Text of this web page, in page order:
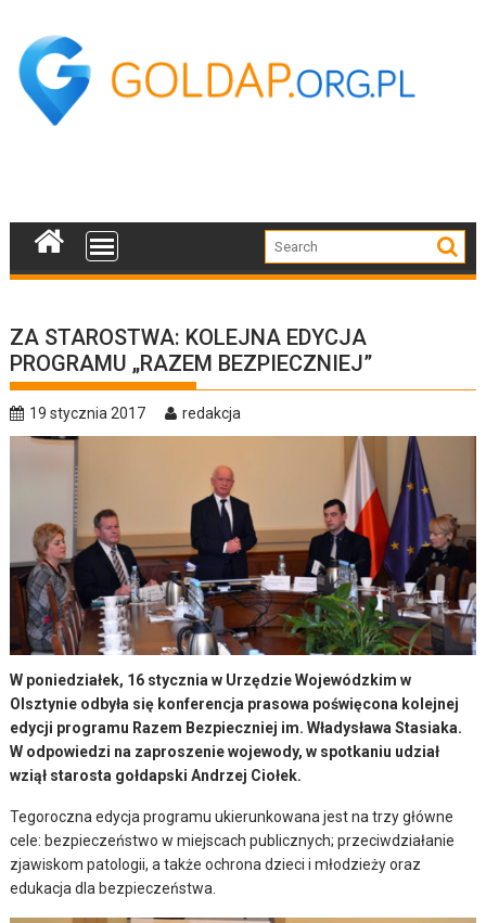
content
ZA STAROSTWA: KOLEJNA EDYCJA
PROGRAMU „RAZEM BEZPIECZNIEJ”
19 stycznia 2017 redakcja
W poniedziałek, 16 stycznia w Urzędzie Wojewódzkim w
Olsztynie odbyła się konferencja prasowa poświęcona kolejnej
edycji programu Razem Bezpieczniej im. Władysława Stasiaka.
W odpowiedzi na zaproszenie wojewody, w spotkaniu udział
wziął starosta gołdapski Andrzej Ciołek.
Tegoroczna edycja programu ukierunkowana jest na trzy główne
cele: bezpieczeństwo w miejscach publicznych; przeciwdziałanie
zjawiskom patologii, a także ochrona dzieci i młodzieży oraz
edukacja dla bezpieczeństwa.